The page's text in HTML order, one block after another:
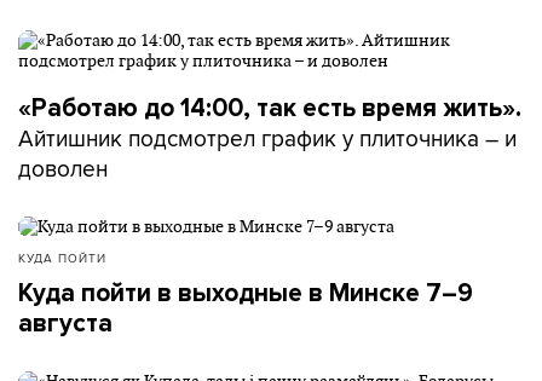
«Работаю до 14:00, так есть время жить».
Айтишник подсмотрел график у плиточника – и
доволен
КУДА ПОЙТИ
Куда пойти в выходные в Минске 7–9
августа